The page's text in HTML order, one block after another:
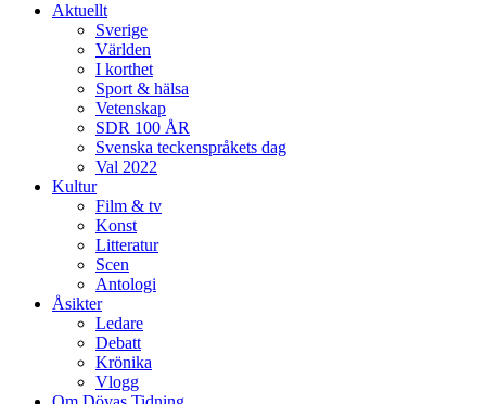
Aktuellt
Sverige
Världen
I korthet
Sport & hälsa
Vetenskap
SDR 100 ÅR
Svenska teckenspråkets dag
Val 2022
Kultur
Film & tv
Konst
Litteratur
Scen
Antologi
Åsikter
Ledare
Debatt
Krönika
Vlogg